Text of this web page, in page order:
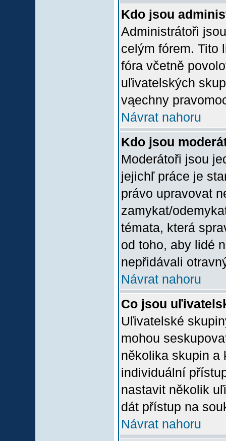
Kdo jsou
Administrátoři
celým fórem. Tito
fóra včetně
uľivatelských
vąechny
Návrat nahoru
Kdo jsou
Moderátoři jsou
jejichľ práce je
právo upravovat
zamykat/
témata, která
od toho, aby lidé
nepřidávali
Návrat nahoru
Co jsou
Uľivatelské
mohou
několika skupin a
individuální
nastavit několik
dát přístup na
Návrat nahoru